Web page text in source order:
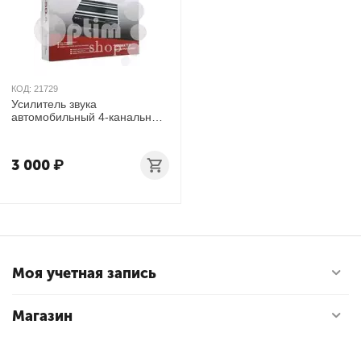
КОД: 21729
Усилитель звука
автомобильный 4-канальный
3 000₽
Моя учетная запись
Магазин